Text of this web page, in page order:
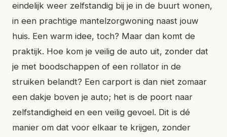
eindelijk weer zelfstandig bij je in de buurt wonen,
in een prachtige mantelzorgwoning naast jouw
huis. Een warm idee, toch? Maar dan komt de
praktijk. Hoe kom je veilig de auto uit, zonder dat
je met boodschappen of een rollator in de
struiken belandt? Een carport is dan niet zomaar
een dakje boven je auto; het is de poort naar
zelfstandigheid en een veilig gevoel. Dit is dé
manier om dat voor elkaar te krijgen, zonder